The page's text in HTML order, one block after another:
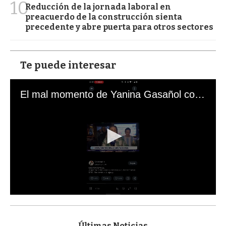
10Reducción de la jornada laboral en
preacuerdo de la construcción sienta
precedente y abre puerta para otros sectores
Te puede interesar
El mal momento de Yanina Gasañol con un hincha argentino en "Subrayado"
s